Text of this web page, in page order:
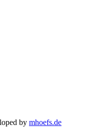
by mhoefs.de